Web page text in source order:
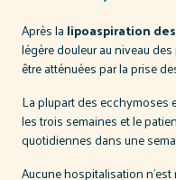
Après la lipoaspiration
légère douleur au niveau
être atténuées par la prise
La plupart des
les trois semaines et le
quotidiennes dans une
Aucune hospitalisation